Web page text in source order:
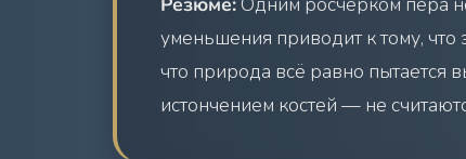
уменьшения приводит к тому,
что природа всё равно пытается
истончением костей — не